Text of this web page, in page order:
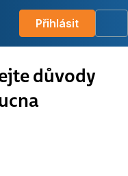
Přihlásit
důvody